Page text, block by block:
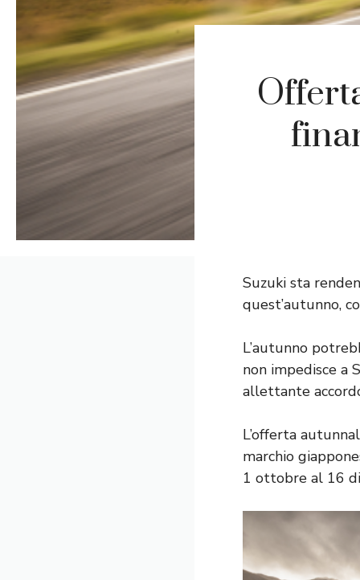
Suzuki sta
quest’autunno,
L’autunno
non impedisce a
allettante
L’offerta
marchio
1 ottobre al 16